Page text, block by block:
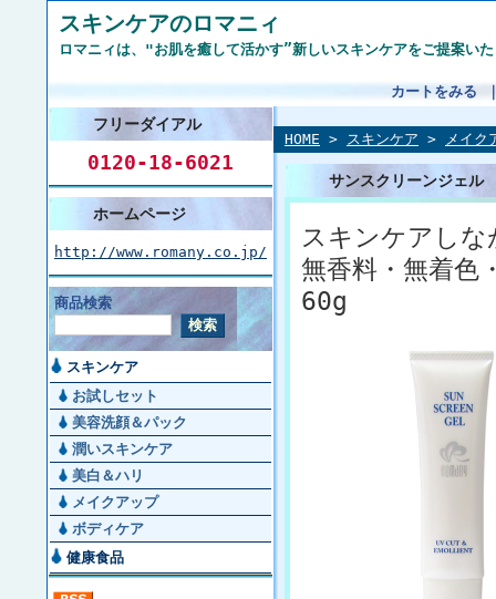
スキンケアのロマニィ
ロマニィは、"お肌を癒して活かす”新しいスキンケアをご提案い
カートをみる
フリーダイアル
0120-18-6021
ホームページ
http://www.romany.co.jp/
商品検索
スキンケア
お試しセット
美容洗顔＆パック
潤いスキンケア
美白＆ハリ
メイクアップ
ボディケア
健康食品
HOME > スキンケア > メイク
サンスクリーンジェル
スキンケアし
無香料・無着色
60g